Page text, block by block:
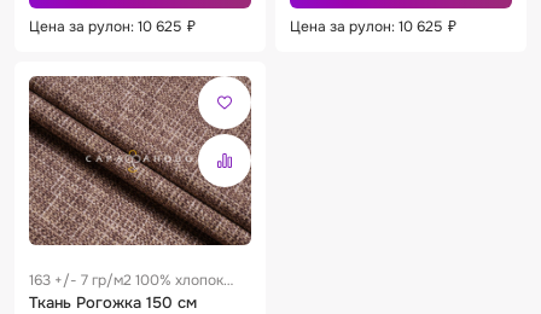
Цена за рулон: 10 625 ₽ Цена за рулон: 10 625 ₽
163 +/- 7 гр/м2 100% хлопок
0.25 м
Ткань Рогожка 150 см